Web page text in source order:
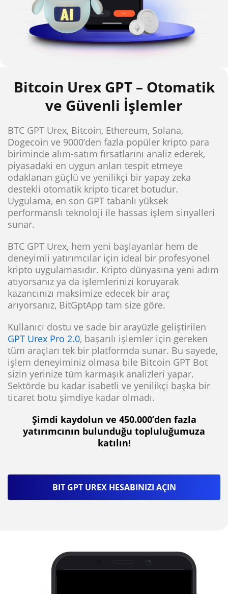
Bitcoin Urex GPT – Otomatik
ve Güvenli İşlemler
BTC GPT Urex, Bitcoin, Ethereum, Solana,
Dogecoin ve 9000’den fazla popüler kripto para
biriminde alım-satım fırsatlarını analiz ederek,
piyasadaki en uygun anları tespit etmeye
odaklanan güçlü ve yenilikçi bir yapay zeka
destekli otomatik kripto ticaret botudur.
Uygulama, en son GPT tabanlı yüksek
performanslı teknoloji ile hassas işlem sinyalleri
sunar.
BTC GPT Urex, hem yeni başlayanlar hem de
deneyimli yatırımcılar için ideal bir profesyonel
kripto uygulamasıdır. Kripto dünyasına yeni adım
atıyorsanız ya da işlemlerinizi koruyarak
kazancınızı maksimize edecek bir araç
arıyorsanız, BitGptApp tam size göre.
Kullanıcı dostu ve sade bir arayüzle geliştirilen
GPT Urex Pro 2.0, başarılı işlemler için gereken
tüm araçları tek bir platformda sunar. Bu sayede,
işlem deneyiminiz olmasa bile Bitcoin GPT Bot
sizin yerinize tüm karmaşık analizleri yapar.
Sektörde bu kadar isabetli ve yenilikçi başka bir
ticaret botu şimdiye kadar olmadı.
Şimdi kaydolun ve 450.000’den fazla
yatırımcının bulunduğu topluluğumuza
katılın!
BIT GPT UREX HESABINIZI AÇIN